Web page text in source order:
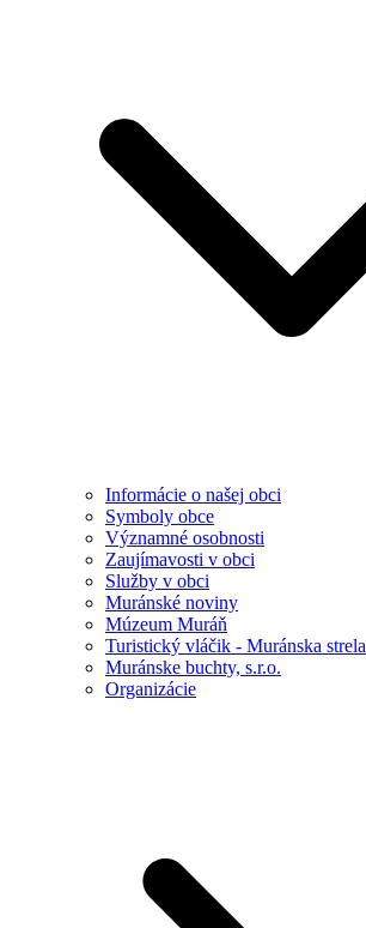
Informácie o našej obci
Symboly obce
Významné osobnosti
Zaujímavosti v obci
Služby v obci
Muránské noviny
Múzeum Muráň
Turistický vláčik - Muránska strela
Muránske buchty, s.r.o.
Organizácie